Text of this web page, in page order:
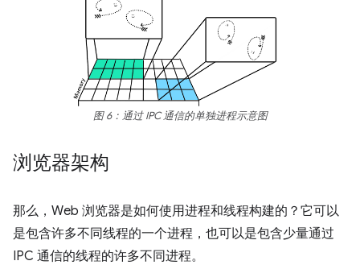
图 6：通过 IPC 通信的单独进程示意图
浏览器架构
那么，Web 浏览器是如何使用进程和线程构建的？它可以
是包含许多不同线程的一个进程，也可以是包含少量通过
IPC 通信的线程的许多不同进程。